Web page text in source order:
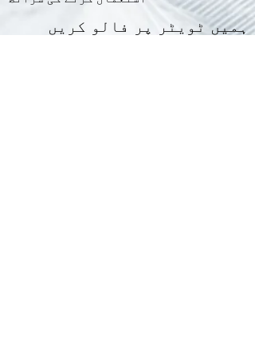
ہمیں ٹویٹر پر فالو کریں